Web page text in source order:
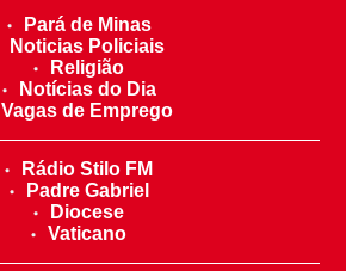
Pará de Minas
Noticias Policiais
Religião
Notícias do Dia
Vagas de Emprego
Rádio Stilo FM
Padre Gabriel
Diocese
Vaticano